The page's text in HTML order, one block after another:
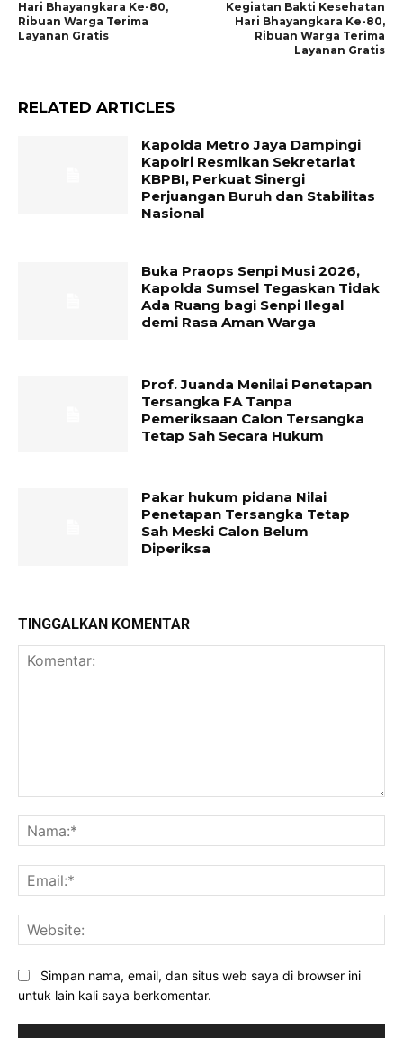
Hari Bhayangkara Ke-80,
Ribuan Warga Terima
Layanan Gratis
Kegiatan Bakti Kesehatan
Hari Bhayangkara Ke-80,
Ribuan Warga Terima
Layanan Gratis
RELATED ARTICLES
Kapolda Metro Jaya Dampingi
Kapolri Resmikan Sekretariat
KBPBI, Perkuat Sinergi
Perjuangan Buruh dan Stabilitas
Nasional
Buka Praops Senpi Musi 2026,
Kapolda Sumsel Tegaskan Tidak
Ada Ruang bagi Senpi Ilegal
demi Rasa Aman Warga
Prof. Juanda Menilai Penetapan
Tersangka FA Tanpa
Pemeriksaan Calon Tersangka
Tetap Sah Secara Hukum
Pakar hukum pidana Nilai
Penetapan Tersangka Tetap
Sah Meski Calon Belum
Diperiksa
TINGGALKAN KOMENTAR
Simpan nama, email, dan situs web saya di browser ini
untuk lain kali saya berkomentar.